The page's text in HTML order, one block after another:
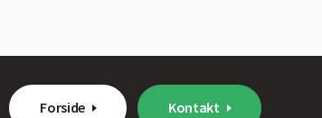
Forside Kontakt